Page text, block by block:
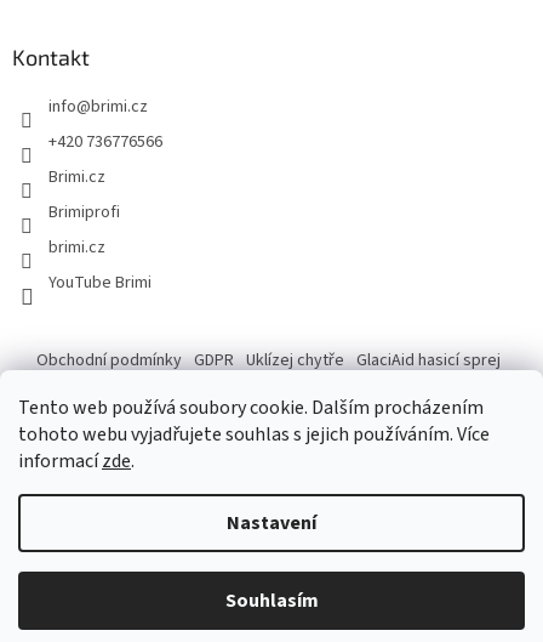
Tento web používá soubory cookie. Dalším procházením
tohoto webu vyjadřujete souhlas s jejich používáním. Více
informacízde.
Nastavení
Souhlasím
našeho skladníka nemá, ale zdatně se k tomu blíží. Pokud tedy vaše
objednávka dorazí o chloupek později, věřte, že na ní makáme, jen
možná s mapou v ruce. Máte-li dotazy, prosím raději piště e-mail, aby
vše klaplo a měli jste báječně čisto i v tyto letní dny. Děkujeme Vám za
Kontakt
info@brimi.cz
+420 736776566
Brimi.cz
Brimiprofi
brimi.cz
YouTube Brimi
Obchodní podmínky GDPR Uklízej chytře GlaciAid hasicí sprej
Vytvořil Shoptet
Copyright 2026Brimi. Všechna práva vyhrazena.Upravit nastavení
cookies